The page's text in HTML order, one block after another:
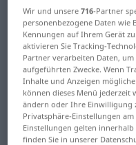
Deutsch-
Zwangsvollstreckung
Deutsch-
für
Übersetzung
Wir und unsere716-Partner
personenbezogene Daten
Kennungen auf Ihrem Gerät
aktivieren Sie Tracking-
Partner verarbeiten Daten,
aufgeführten Zwecke. Wenn
Inhalte und Anzeigen
können dieses Menü
ändern oder Ihre Einwilligung
Privatsphäre-Einstellungen
Einstellungen gelten
finden Sie in unserer